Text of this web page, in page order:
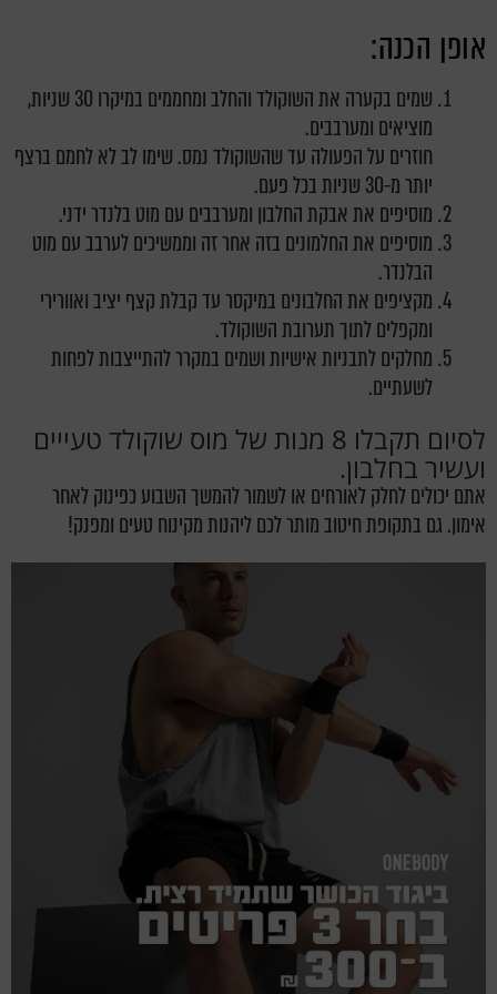
אופן הכנה:
שמים בקערה את השוקולד והחלב ומחממים במיקרו 30 שניות,
מוציאים ומערבבים.
חוזרים על הפעולה עד שהשוקולד נמס. שימו לב לא לחמם ברצף
יותר מ-30 שניות בכל פעם.
מוסיפים את אבקת החלבון ומערבבים עם מוט בלנדר ידני.
מוסיפים את החלמונים בזה אחר זה וממשיכים לערבב עם מוט
הבלנדר.
מקציפים את החלבונים במיקסר עד קבלת קצף יציב ואוורירי
ומקפלים לתוך תערובת השוקולד.
מחלקים לתבניות אישיות ושמים במקרר להתייצבות לפחות
לשעתיים.
לסיום תקבלו 8 מנות של מוס שוקולד טעייים
ועשיר בחלבון.
אתם יכולים לחלק לאורחים או לשמור להמשך השבוע כפינוק לאחר
אימון. גם בתקופת חיטוב מותר לכם ליהנות מקינוח טעים ומפנק!